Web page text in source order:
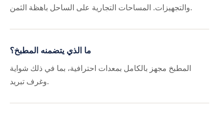
والتجهيزات. المساحات التجارية على الساحل باهظة الثمن.
ما الذي يتضمنه المطبخ؟
المطبخ مجهز بالكامل بمعدات احترافية، بما في ذلك شواية
وغرف تبريد.